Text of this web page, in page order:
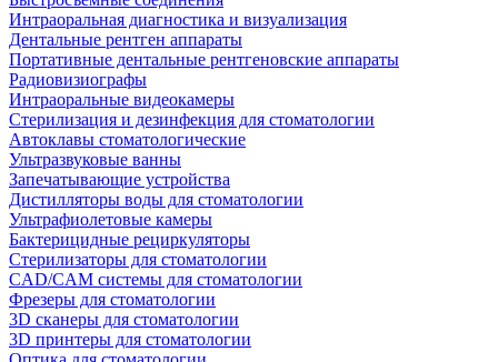
Интраоральная диагностика и визуализация
Дентальные рентген аппараты
Портативные дентальные рентгеновские аппараты
Радиовизиографы
Интраоральные видеокамеры
Стерилизация и дезинфекция для стоматологии
Автоклавы стоматологические
Ультразвуковые ванны
Запечатывающие устройства
Дистилляторы воды для стоматологии
Ультрафиолетовые камеры
Бактерицидные рециркуляторы
Стерилизаторы для стоматологии
CAD/CAM системы для стоматологии
Фрезеры для стоматологии
3D cканеры для стоматологии
3D принтеры для стоматологии